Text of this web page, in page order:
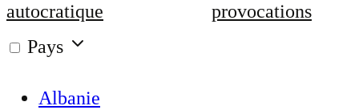
autocratique
provocations
Pays
Albanie